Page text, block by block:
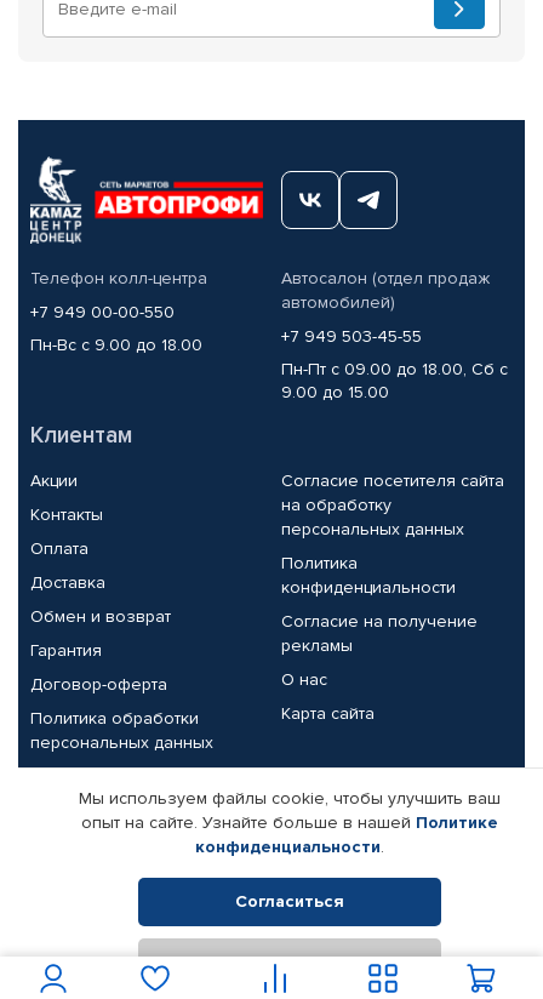
Телефон колл-центра
+7 949 00-00-550
Пн-Вс с 9.00 до 18.00
Автосалон (отдел продаж
автомобилей)
+7 949 503-45-55
Пн-Пт с 09.00 до 18.00, Сб с
9.00 до 15.00
Клиентам
Акции
Контакты
Оплата
Доставка
Обмен и возврат
Гарантия
Договор-оферта
Политика обработки
персональных данных
Согласие посетителя сайта
на обработку
персональных данных
Политика
конфиденциальности
Согласие на получение
рекламы
О нас
Карта сайта
Партнерам
Корпоративным клиентам
Поставщикам
Реквизиты компании
© КАМАЗ ЦЕНТР ДОНЕЦК, 2015-2026. Все права защищены.
Интернет-магазин автомобильных товаров Автопрофи.
Мы используем файлы cookie, чтобы улучшить ваш
опыт на сайте. Узнайте больше в нашей Политике
конфиденциальности.
Согласиться
Отклонить